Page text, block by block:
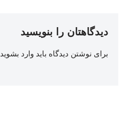
دیدگاهتان را بنویسید
برای نوشتن دیدگاه باید وارد بشوید